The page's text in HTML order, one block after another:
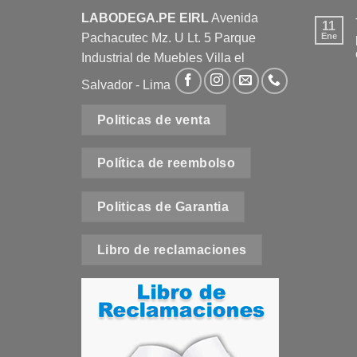
LABODEGA.PE EIRLAvenida
Pachacutec Mz. U Lt. 5 Parque
Industrial de Muebles Villa el
Salvador - Lima
Politicas de venta
Política de reembolso
Politicas de Garantia
Libro de reclamaciones
11
Ene